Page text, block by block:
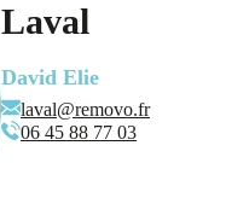
Laval
David Elie
laval@removo.fr
06 45 88 77 03